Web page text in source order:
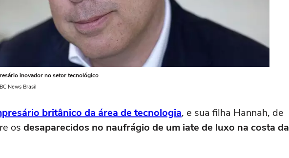
inovador no setor tecnológico
News Brasil
britânico da área de tecnologia, e sua filha Hannah, de
os desaparecidos no naufrágio de um iate de luxo na costa da